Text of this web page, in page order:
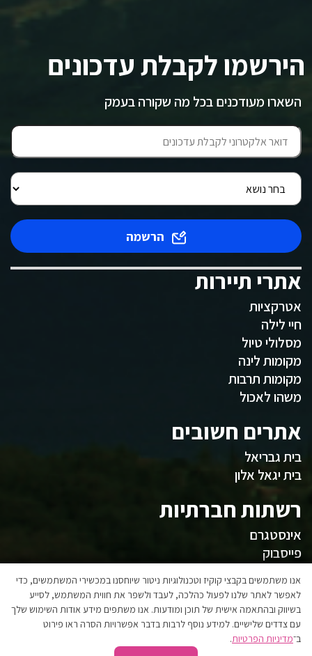
הירשמו לקבלת עדכונים
השארו מעודכנים בכל מה שקורה בעמק
הרשמה
אתרי תיירות
אטרקציות
חיי לילה
מסלולי טיול
מקומות לינה
מקומות תרבות
משהו לאכול
אתרים חשובים
בית גבריאל
בית יגאל אלון
רשתות חברתיות
אינסטגרם
פייסבוק
המועצה
אגפי המועצה
הצהרת נגישות
אנו משתמשים בקבצי קוקיז וטכנולוגיות ניטור שיוחסנו במכשירי המשתמשים, כדי
לאפשר לאתר שלנו לפעול כהלכה, לעבד ולשפר את חווית המשתמש, לסייע
בשיווק ובהתאמה אישית של תוכן ומודעות. אנו משתפים מידע אודות השימוש שלך
עם צדדים שלישיים. למידע נוסף לרבות בדבר אפשרויות הסרה ראו פירוט
ב־מדיניות הפרטיות.